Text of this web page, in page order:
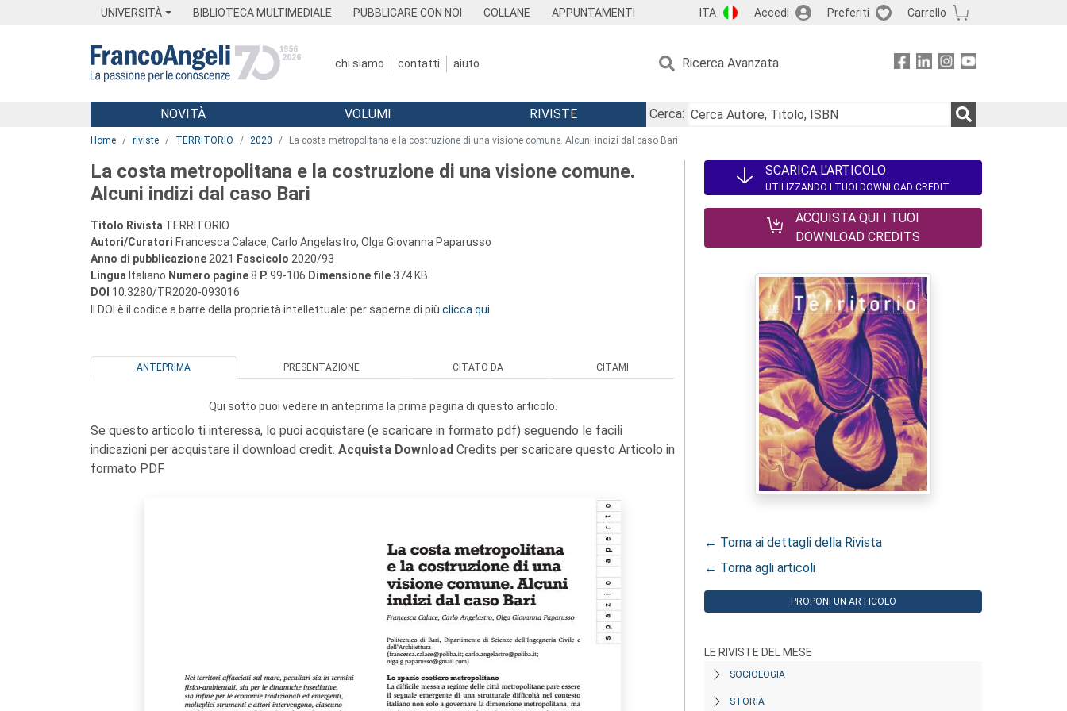
UNIVERSITÀ BIBLIOTECA MULTIMEDIALE PUBBLICARE CON NOI COLLANE APPUNTAMENTI ITA Accedi Preferiti Carrello
chi siamo contatti aiuto Ricerca Avanzata
Menu
NOVITÀ VOLUMI RIVISTE
Cerca:
Home riviste TERRITORIO 2020 La costa metropolitana e la costruzione di una visione comune. Alcuni indizi dal caso Bari
La costa metropolitana e la costruzione di una visione comune.
Alcuni indizi dal caso Bari
Titolo Rivista TERRITORIO
Autori/Curatori Francesca Calace, Carlo Angelastro, Olga Giovanna Paparusso
Anno di pubblicazione 2021 Fascicolo 2020/93
Lingua Italiano Numero pagine8 P. 99-106 Dimensione file 374 KB
DOI 10.3280/TR2020-093016
Il DOI è il codice a barre della proprietà intellettuale: per saperne di più clicca qui
ANTEPRIMA PRESENTAZIONE CITATO DA CITAMI
Qui sotto puoi vedere in anteprima la prima pagina di questo articolo.
Se questo articolo ti interessa, lo puoi acquistare (e scaricare in formato pdf) seguendo le facili
indicazioni per acquistare il download credit. Acquista Download Credits per scaricare questo Articolo in
formato PDF
SCARICA L'ARTICOLO
UTILIZZANDO I TUOI DOWNLOAD CREDIT
ACQUISTA QUI I TUOI
DOWNLOAD CREDITS
← Torna ai dettagli della Rivista
← Torna agli articoli
PROPONI UN ARTICOLO
LE RIVISTE DEL MESE
SOCIOLOGIA
STORIA